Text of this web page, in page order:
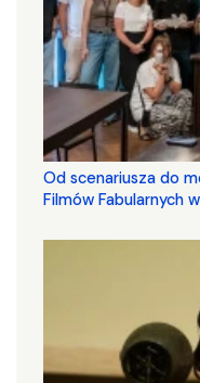
Od scenariusza do
Filmów Fabularnych